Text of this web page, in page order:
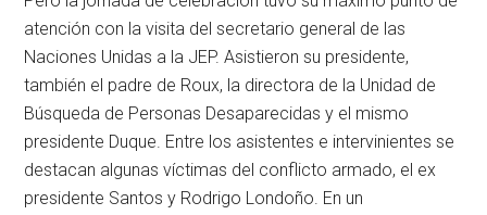
atención con la visita del secretario general de las
Naciones Unidas a la JEP. Asistieron su presidente,
también el padre de Roux, la directora de la Unidad de
Búsqueda de Personas Desaparecidas y el mismo
presidente Duque. Entre los asistentes e intervinientes se
destacan algunas víctimas del conflicto armado, el ex
presidente Santos y Rodrigo Londoño. En un